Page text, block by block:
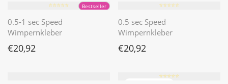
Bestseller
⭐️⭐️⭐️⭐️⭐️
0.5-1 sec Speed
Wimpernkleber
€20,92
⭐️⭐️⭐️⭐️⭐️
0.5 sec Speed
Wimpernkleber
€20,92
⭐️⭐️⭐️⭐️⭐️